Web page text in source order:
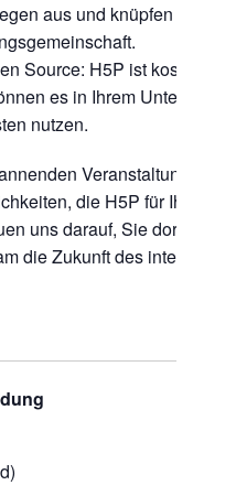
aus und knüpfen Sie
Source: H5P ist kostenlos
es in Ihrem Unterricht
nutzen.
Veranstaltung und
die H5P für Ihren
uns darauf, Sie dort zu
die Zukunft des